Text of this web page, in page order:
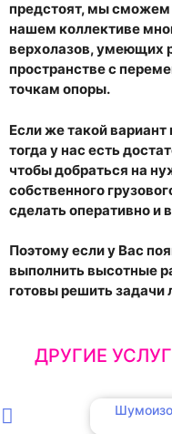
предстоят, мы сможем
нашем коллективе
верхолазов, умеющих
пространстве с
точкам опоры.
Если же такой
тогда у нас есть
чтобы добраться на
собственного
сделать оперативно и
Поэтому если у Вас
выполнить высотные
готовы решить задачи
ДРУГИЕ